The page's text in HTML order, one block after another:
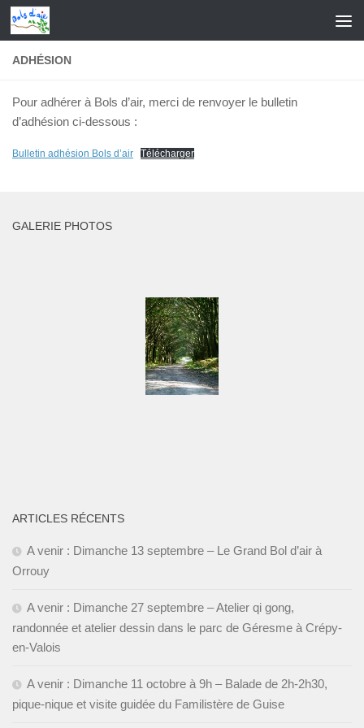
Skip to content
ADHÉSION
Pour adhérer à Bols d’air, merci de renvoyer le bulletin
d’adhésion ci-dessous :
Bulletin adhésion Bols d’air Télécharger
GALERIE PHOTOS
ARTICLES RÉCENTS
A venir : Dimanche 13 septembre – Le Grand Bol d’air à
Orrouy
A venir : Dimanche 27 septembre – Atelier qi gong,
randonnée et atelier dessin dans le parc de Géresme à Crépy-
en-Valois
A venir : Dimanche 11 octobre à 9h – Balade de 2h-2h30,
pique-nique et visite guidée du Familistère de Guise